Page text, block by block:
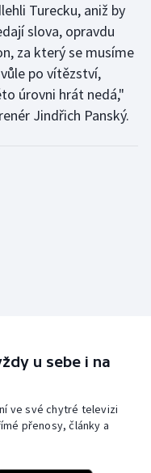
Turecku, aniž by
slova, opravdu
za který se musíme
po vítězství,
úrovni hrát nedá,"
Jindřich Panský.
u sebe i na
ve své chytré televizi
přenosy, články a